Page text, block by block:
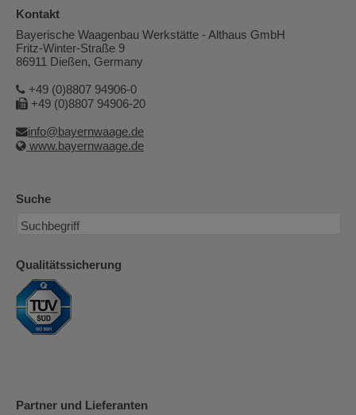
Kontakt
Bayerische Waagenbau Werkstätte - Althaus GmbH
Fritz-Winter-Straße 9
86911 Dießen, Germany
+49 (0)8807 94906-0
+49 (0)8807 94906-20
info@bayernwaage.de
www.bayernwaage.de
Suche
Qualitätssicherung
Partner und Lieferanten